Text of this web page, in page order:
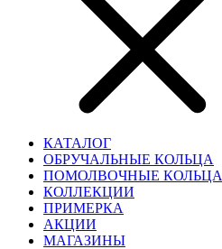
КАТАЛОГ
ОБРУЧАЛЬНЫЕ КОЛЬЦА
ПОМОЛВОЧНЫЕ КОЛЬЦА
КОЛЛЕКЦИИ
ПРИМЕРКА
АКЦИИ
МАГАЗИНЫ